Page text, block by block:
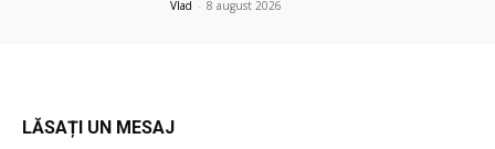
Vlad - 8 august 2026
LĂSAȚI UN MESAJ